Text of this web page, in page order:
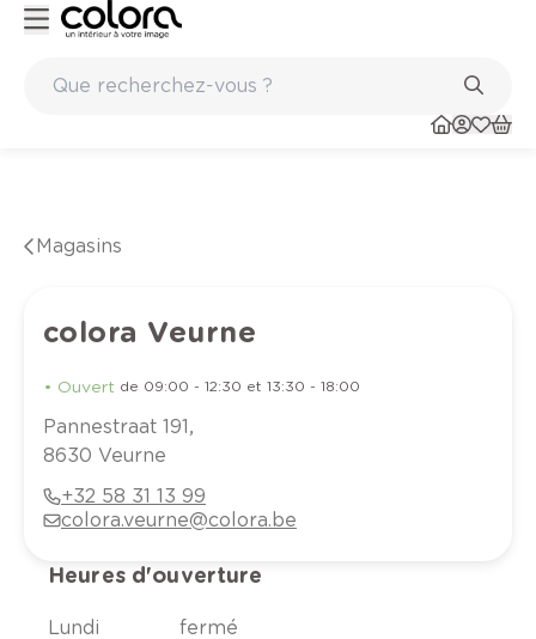
Magasins
colora Veurne
• Ouvert de 09:00 - 12:30 et 13:30 - 18:00
Pannestraat 191 ,
8630 Veurne
+32 58 31 13 99
colora.veurne@colora.be
Heures d'ouverture
Lundi
fermé